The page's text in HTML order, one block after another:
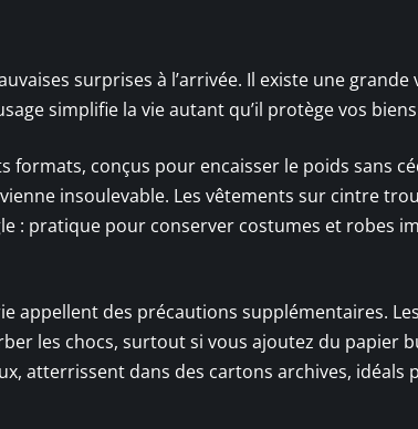
surprises à l’arrivée. Il existe une
simplifie la vie autant qu’il protège vos
formats, conçus pour encaisser le poids sans
insoulevable. Les vêtements sur cintre
: pratique pour conserver costumes et robes
appellent des précautions supplémentaires.
les chocs, surtout si vous ajoutez du papier
atterrissent dans des cartons archives, idéals